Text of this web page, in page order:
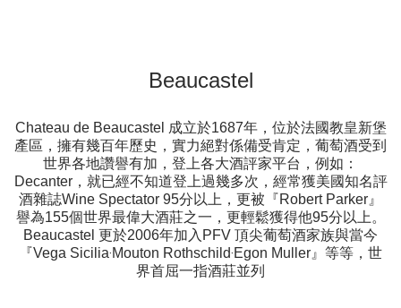
Beaucastel
Chateau de Beaucastel 成立於1687年，位於法國教皇新堡
產區，擁有幾百年歷史，實力絕對係備受肯定，葡萄酒受到
世界各地讚譽有加，登上各大酒評家平台，例如：
Decanter，就已經不知道登上過幾多次，經常獲美國知名評
酒雜誌Wine Spectator 95分以上，更被『Robert Parker』
譽為155個世界最偉大酒莊之一，更輕鬆獲得他95分以上。
Beaucastel 更於2006年加入PFV 頂尖葡萄酒家族與當今
『Vega Sicilia‧Mouton Rothschild‧Egon Muller』等等，世
界首屈一指酒莊並列